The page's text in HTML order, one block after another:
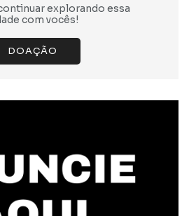
explorando essa
com vocês!
DOAÇÃO